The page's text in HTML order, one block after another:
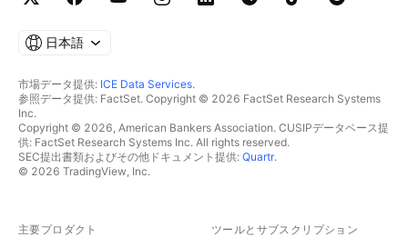
日本語
市場データ提供: ICE Data Services.
参照データ提供: FactSet. Copyright © 2026 FactSet Research Systems
Inc.
Copyright © 2026, American Bankers Association. CUSIPデータベース提
供: FactSet Research Systems Inc. All rights reserved.
SEC提出書類およびその他ドキュメント提供: Quartr.
© 2026 TradingView, Inc.
主要プロダクト ツールとサブスクリプション